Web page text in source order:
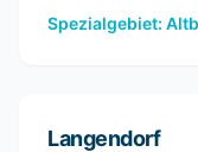
Spezialgebiet:
Langendorf